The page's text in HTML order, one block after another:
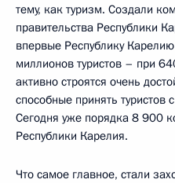
тему, как туризм. Создали
правительства Республики
впервые Республику
миллионов туристов – при
активно строятся очень
способные принять
Сегодня уже порядка 8 900
Республики Карелия.
Что самое главное, стали